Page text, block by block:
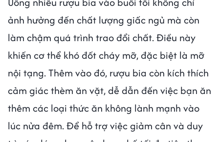
ảnh hưởng đến chất lượng giấc ngủ mà còn
làm chậm quá trình trao đổi chất. Điều này
khiến cơ thể khó đốt cháy mỡ, đặc biệt là mỡ
nội tạng. Thêm vào đó, rượu bia còn kích thích
cảm giác thèm ăn vặt, dễ dẫn đến việc bạn ăn
thêm các loại thức ăn không lành mạnh vào
lúc nửa đêm. Để hỗ trợ việc giảm cân và duy